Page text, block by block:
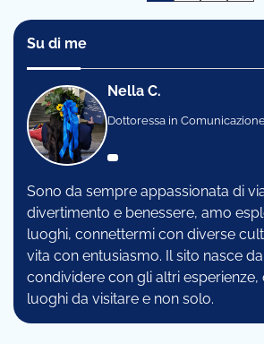
articoli
Su di me
Nella C.
Dottoressa in
Sono da sempre appassionata di
divertimento e benessere, amo
luoghi, connettermi con diverse
vita con entusiasmo. Il sito nasce
condividere con gli altri esperienze,
luoghi da visitare e non solo.